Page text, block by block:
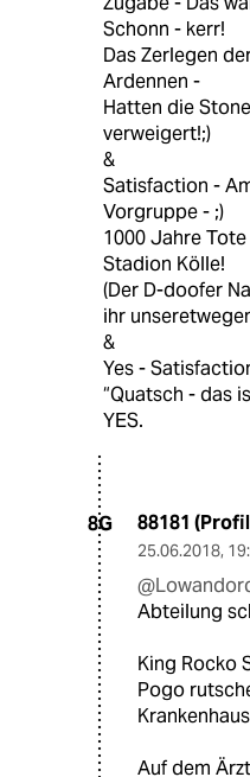
Schonn - kerr!
Das Zerlegen
Ardennen -
Hatten die
verweigert!;)
&
Satisfaction -
Vorgruppe - ;)
1000 Jahre
Stadion Kölle!
(Der D-doofer
ihr
&
Yes -
“Quatsch - das
YES.
8G 88181
25.06.2018,
Abteilung
King Rocko
Pogo
Auf dem